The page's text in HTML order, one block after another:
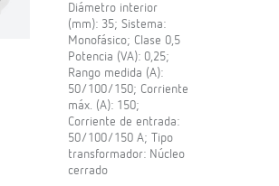
Diámetro interior
(mm): 35; Sistema:
Monofásico; Clase 0,5
Potencia (VA): 0,25;
Rango medida (A):
50/100/150; Corriente
máx. (A): 150;
Corriente de entrada:
50/100/150 A; Tipo
transformador: Núcleo
cerrado